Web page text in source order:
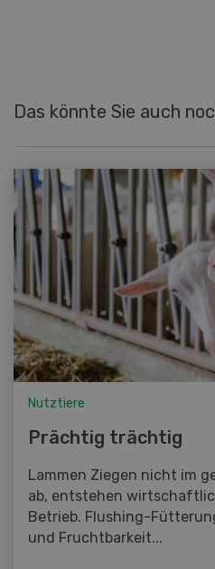
Das könnte Sie auch
Nutztiere
Prächtig trächtig
Lammen Ziegen nicht im
ab, entstehen
Betrieb. Flushing-
und Fruchtbarkeit...